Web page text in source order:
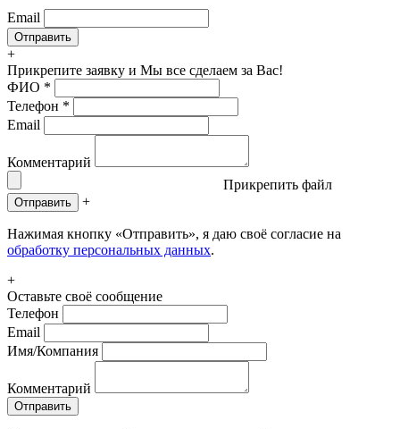
Email
+
Прикрепите заявку и Мы все сделаем за Вас!
ФИО *
Телефон *
Email
Комментарий
Прикрепить файл
Отправить +
Нажимая кнопку «Отправить», я даю своё согласие на
обработку персональных данных.
+
Оставьте своё сообщение
Телефон
Email
Имя/Компания
Комментарий
Отправить